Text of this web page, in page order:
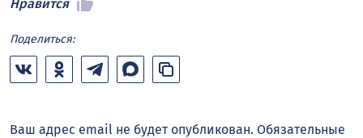
Нравится
Поделиться:
Ваш адрес email не будет опубликован. Обязательные